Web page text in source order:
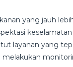
yang jauh
layanan yang
melakukan